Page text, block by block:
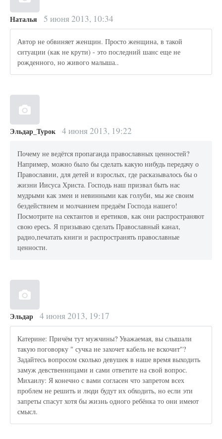
Наталья 5 июня 2013, 10:34
Автор не обвиняет женщин. Просто женщина, в такой
ситуации (как не крути) - это последний шанс еще не
рожденного, но живого малыша..
Эльдар_Турок 4 июня 2013, 19:22
Почему не ведётся пропаганда православных ценностей?
Например, можно было бы сделать какую нибудь передачу о
Православии, для детей и взрослых, где расказывалось бы о
жизни Иисуса Христа. Господь наш призвал быть нас
мудрыми как змеи и невинными как голуби, мы же своим
бездействием и молчанием предаём Господа нашего!
Посмотрите на сектантов и еретиков, как они распространяют
свою ересь. Я призываю сделать Православный канал,
радио,печатать книги и распространять православные
ценности.
Эльдар 4 июня 2013, 19:17
Катерине: Причём тут мужчины? Уважаемая, вы слышали
такую поговорку " сучка не захочет кабель не вскочит"?
Задайтесь вопросом сколько девушек в наше время выходить
замуж девственницами и сами ответите на свой вопрос.
Михаилу: Я конечно с вами согласен что запретом всех
проблем не решить и люди будут их обходить, но если эти
запреты спасут хотя бы жизнь одного ребёнка то они имеют
смысл.